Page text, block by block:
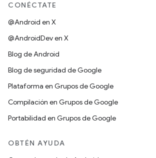
CONÉCTATE
@Android en X
@AndroidDev en X
Blog de Android
Blog de seguridad de Google
Plataforma en Grupos de Google
Compilación en Grupos de Google
Portabilidad en Grupos de Google
OBTÉN AYUDA